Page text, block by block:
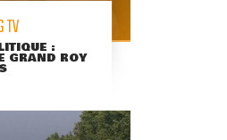
TV
:
GRAND ROY